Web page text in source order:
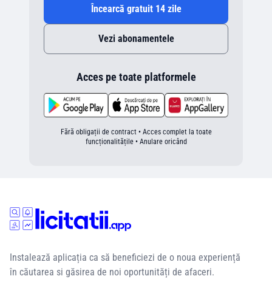
Încearcă gratuit 14 zile
Vezi abonamentele
Acces pe toate platformele
Fără obligații de contract • Acces complet la toate
funcționalitățile • Anulare oricând
Instalează aplicația ca să beneficiezi de o noua experiență
în căutarea si găsirea de noi oportunități de afaceri.